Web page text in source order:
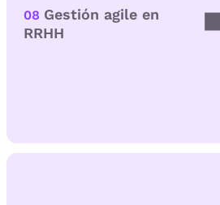
08 Gestión agile en
RRHH